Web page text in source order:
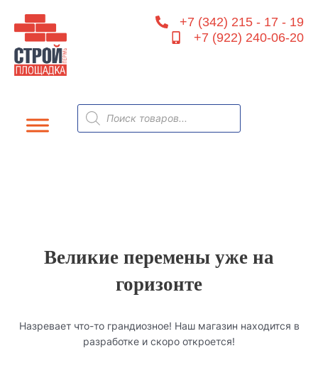
содержимому
+7 (342) 215 - 17 - 19
+7 (922) 240-06-20
Поиск
товаров
Великие перемены уже на
горизонте
Назревает что-то грандиозное! Наш магазин находится в
разработке и скоро откроется!